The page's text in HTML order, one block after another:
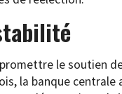
le soutien
la banque